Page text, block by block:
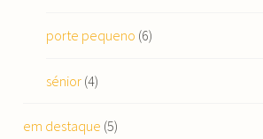
porte pequeno (6)
sénior(4)
em destaque (5)